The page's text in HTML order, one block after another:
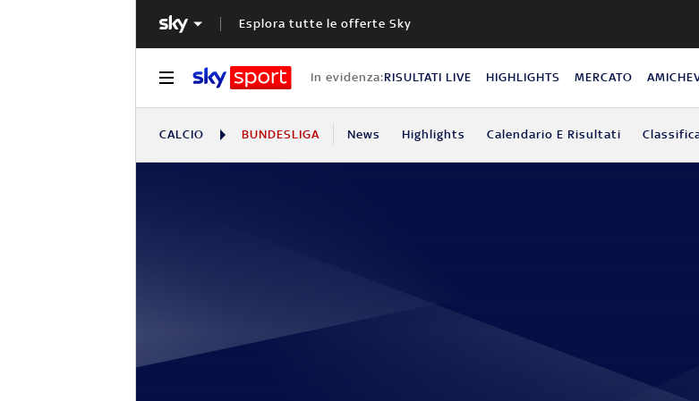
Esplora tutte le offerte Sky
In evidenza:RISULTATI LIVE HIGHLIGHTS MERCATO
CALCIO BUNDESLIGA News Highlights Calendario E Risultati